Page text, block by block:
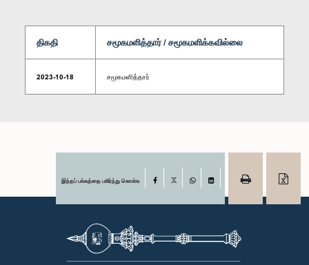
திகதி சமூகமளித்தார் / சமூகமளிக்கவில்லை
2023-10-18 சமூகமளித்தார்
இந்தப் பக்கத்தை பகிர்ந்து கொள்க Facebook